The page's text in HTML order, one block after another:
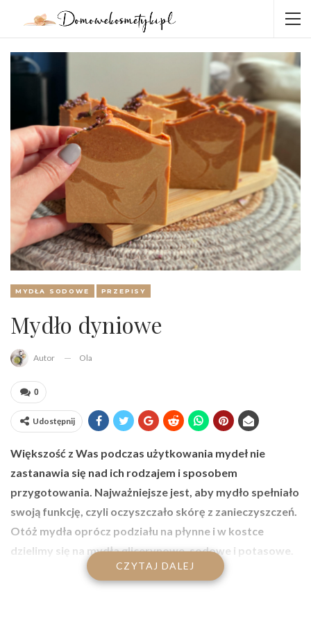
MYDŁA SODOWE PRZEPISY
Mydło dyniowe
Autor Ola
0
Udostępnij
Większość z Was podczas użytkowania mydeł nie
zastanawia się nad ich rodzajem i sposobem
przygotowania. Najważniejsze jest, aby mydło spełniało
swoją funkcję, czyli oczyszczało skórę z zanieczyszczeń.
Otóż mydła oprócz podziału na płynne i w kostce
dzielimy się na mydła glicerynowe, sodowe i potasowe.
W poniższym artykule chciałabym podzielić się z Wami
przepisem na sodowe mydło dyniowe… tak więc
CZYTAJ DALEJ